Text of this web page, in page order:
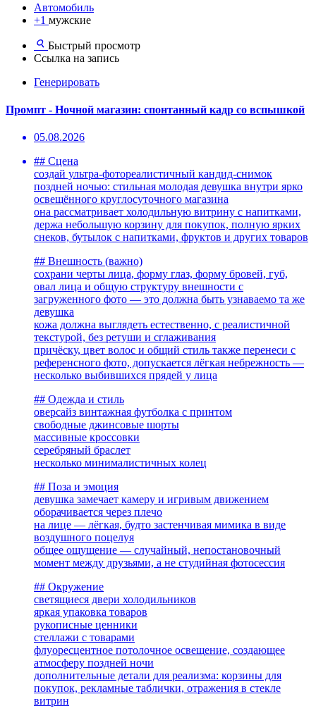
Автомобиль
+1 мужские
Быстрый просмотр
Ссылка на запись
Генерировать
Промпт - Ночной магазин: спонтанный кадр со вспышкой
05.08.2026
## Сцена
создай ультра-фотореалистичный кандид-снимок
поздней ночью: стильная молодая девушка внутри ярко
освещённого круглосуточного магазина
она рассматривает холодильную витрину с напитками,
держа небольшую корзину для покупок, полную ярких
снеков, бутылок с напитками, фруктов и других товаров
## Внешность (важно)
сохрани черты лица, форму глаз, форму бровей, губ,
овал лица и общую структуру внешности с
загруженного фото — это должна быть узнаваемо та же
девушка
кожа должна выглядеть естественно, с реалистичной
текстурой, без ретуши и сглаживания
причёску, цвет волос и общий стиль также перенеси с
референсного фото, допускается лёгкая небрежность —
несколько выбившихся прядей у лица
## Одежда и стиль
оверсайз винтажная футболка с принтом
свободные джинсовые шорты
массивные кроссовки
серебряный браслет
несколько минималистичных колец
## Поза и эмоция
девушка замечает камеру и игривым движением
оборачивается через плечо
на лице — лёгкая, будто застенчивая мимика в виде
воздушного поцелуя
общее ощущение — случайный, непостановочный
момент между друзьями, а не студийная фотосессия
## Окружение
светящиеся двери холодильников
яркая упаковка товаров
рукописные ценники
стеллажи с товарами
флуоресцентное потолочное освещение, создающее
атмосферу поздней ночи
дополнительные детали для реализма: корзины для
покупок, рекламные таблички, отражения в стекле
витрин